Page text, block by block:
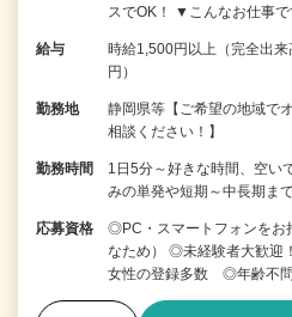
スでOK！ ▼こんなお仕事で
給与
時給1,500円以上（完全出
円）
勤務地
静岡県等【ご希望の地域で
相談ください！】
勤務時間
1日5分～好きな時間、空
みの単発や短期～中長期ま
応募資格
◎PC・スマートフォンをお
なため） ◎未経験者大歓迎
女性の登録多数 ◎年齢不問